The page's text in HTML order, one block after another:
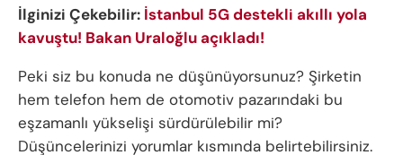
İlginizi Çekebilir: İstanbul 5G destekli akıllı yola
kavuştu! Bakan Uraloğlu açıkladı!
Peki siz bu konuda ne düşünüyorsunuz? Şirketin
hem telefon hem de otomotiv pazarındaki bu
eşzamanlı yükselişi sürdürülebilir mi?
Düşüncelerinizi yorumlar kısmında belirtebilirsiniz.